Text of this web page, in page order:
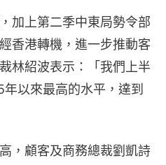
加上第二季中東局勢令部
香港轉機，進一步推動客
林紹波表示：「我們上半
以來最高的水平，達到
，顧客及商務總裁劉凱詩